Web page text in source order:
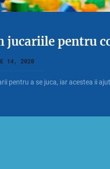
jucariile pentru
14, 2020
pentru a se juca, iar acestea ii